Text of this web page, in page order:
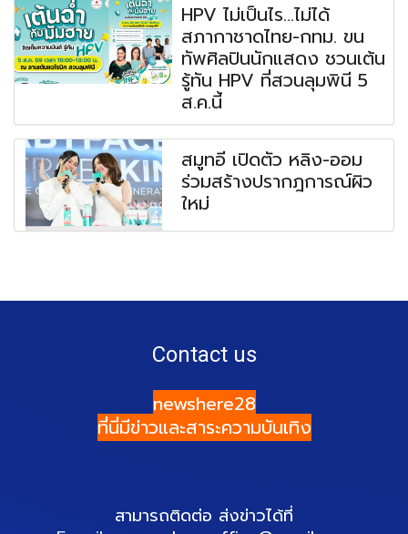
HPV ไม่เป็นไร...ไม่ได้
สภากาชาดไทย-กทม. ขน
ทัพศิลปินนักแสดง ชวนเต้น
รู้ทัน HPV ที่สวนลุมพินี 5
ส.ค.นี้
สมูทอี เปิดตัว หลิง-ออม
ร่วมสร้างปรากฎการณ์ผิว
ใหม่
Contact us
newshere28
ที่นี่มีข่าวและสาระความบันเทิง
สามารถติดต่อ ส่งข่าวได้ที่